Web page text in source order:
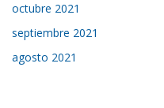
octubre 2021
septiembre 2021
agosto 2021